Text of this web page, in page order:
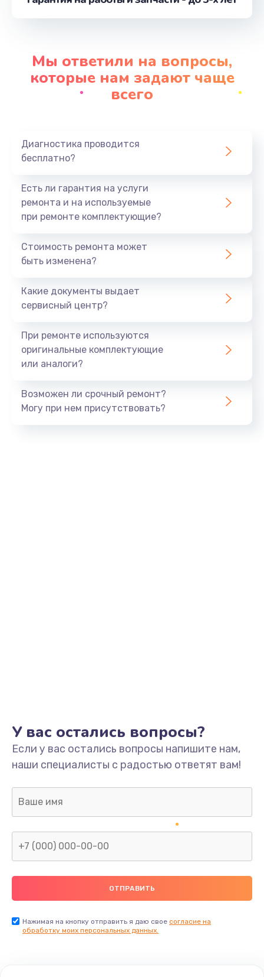
от 1160 руб.
от 1490 руб.
Заказать
от 1795 руб.
Заказать
Замена USB порта
Заказать
от 1120 руб.
Заказать
Замена корпуса
от 2195 руб.
Заказать
Замена северного моста
от 2960 руб.
Мы ответили на вопросы,
которые нам задают чаще
всего
Диагностика проводится
бесплатно?
Есть ли гарантия на услуги
ремонта и на используемые
при ремонте комплектующие?
Стоимость ремонта может
быть изменена?
Какие документы выдает
сервисный центр?
При ремонте используются
оригинальные комплектующие
или аналоги?
Возможен ли срочный ремонт?
Могу при нем присутствовать?
У вас остались вопросы?
Если у вас остались вопросы напишите нам,
наши специалисты с радостью ответят вам!
Нажимая на кнопку отправить я даю свое согласие на
обработку моих персональных данных.